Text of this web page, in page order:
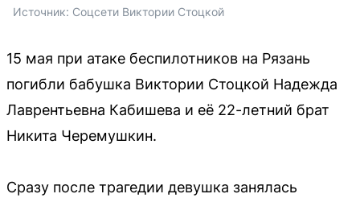
Источник: Соцсети Виктории Стоцкой
15 мая при атаке беспилотников на Рязань
погибли бабушка Виктории Стоцкой Надежда
Лаврентьевна Кабишева и её 22-летний брат
Никита Черемушкин.
Сразу после трагедии девушка занялась